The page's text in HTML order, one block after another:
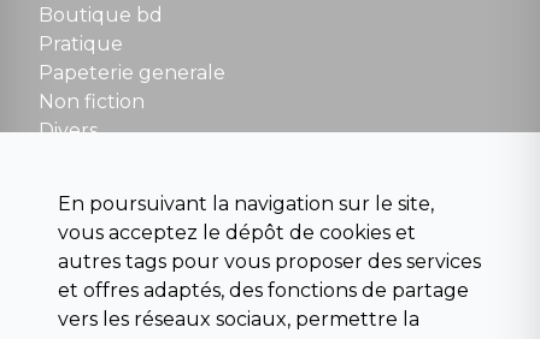
NOUS CONTACTER
contact@la-griffe-noire.com
Boutique bd
Pratique
Papeterie generale
Non fiction
Divers
Para scolaire
Histoire
Pochoteque
Pleiade
En poursuivant la navigation sur le site,
vous acceptez le dépôt de cookies et
autres tags pour vous proposer des services
et offres adaptés, des fonctions de partage
vers les réseaux sociaux, permettre la